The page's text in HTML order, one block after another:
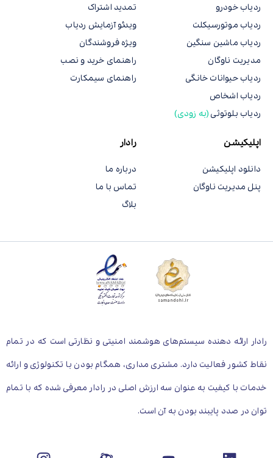
ردیاب خودرو
ردیاب موتورسیکلت
ردیاب ماشین سنگین
مدیریت ناوگان
ردیاب حیوانات خانگی
ردیاب اشخاص
ردیاب بلوتوثی (به زودی)
تمدید اشتراک
ویدئو آزمایش ردیاب
ویژه فروشندگان
راهنمای خرید و نصب
راهنمای سیمکارت
اپلیکیشن
دانلود اپلیکیشن
پنل مدیریت ناوگان
رادار
درباره ما
تماس با ما
بلاگ
رادار ارائه دهنده سیستم‌های هوشمند امنیتی و نظارتی است که در تمام
نقاط کشور فعالیت دارد. مشتری مداری، همگام بودن با تکنولوژی و ارائه
خدمات با کیفیت به عنوان سه ارزش اصلی در رادار معرفی شده که با تمام
توان در صدد پایبند بودن به آن است.